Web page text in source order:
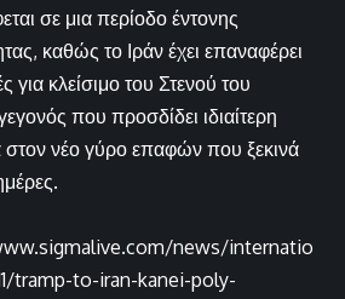
σε μια περίοδο έντονης
καθώς το Ιράν έχει επαναφέρει
για κλείσιμο του Στενού του
που προσδίδει ιδιαίτερη
στον νέο γύρο επαφών που ξεκινά
news/internatio
tramp-to-iran-kanei-poly-